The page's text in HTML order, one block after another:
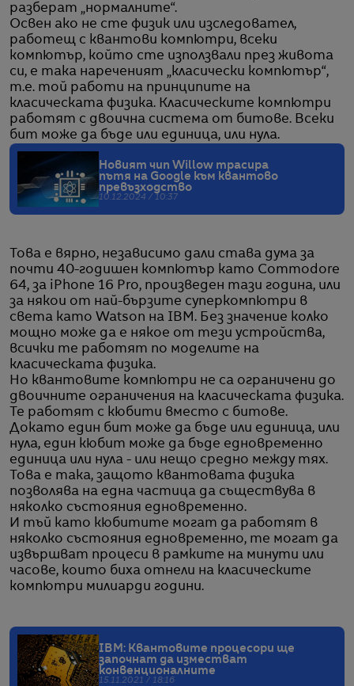
разберат „нормалните“.
Освен ако не сте физик или изследовател,
работещ с квантови компютри, всеки
компютър, който сте използвали през живота
си, е така нареченият „класически компютър“,
т.е. той работи на принципите на
класическата физика. Класическите компютри
работят с двоична система от битове. Всеки
бит може да бъде или единица, или нула.
Новият чип Willow трасира
пътя на Google към квантово
превъзходство
10.12.2024 / 10:37
Това е вярно, независимо дали става дума за
почти 40-годишен компютър като Commodore
64, за iPhone 16 Pro, произведен тази година, или
за някои от най-бързите суперкомпютри в
света като Watson на IBM. Без значение колко
мощно може да е някое от тези устройства,
всички те работят по моделите на
класическата физика.
Но квантовите компютри не са ограничени до
двоичните ограничения на класическата физика.
Те работят с кюбити вместо с битове.
Докато един бит може да бъде или единица, или
нула, един кюбит може да бъде едновременно
единица или нула - или нещо средно между тях.
Това е така, защото квантовата физика
позволява на една частица да съществува в
няколко състояния едновременно.
И тъй като кюбитите могат да работят в
няколко състояния едновременно, те могат да
извършват процеси в рамките на минути или
часове, които биха отнели на класическите
компютри милиарди години.
IBM: Квантовите процесори ще
започнат да изместват
конвенционалните
15.11.2021 / 18:16